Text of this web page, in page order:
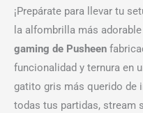
¡Prepárate para llevar tu
la alfombrilla más
gaming de Pusheen
funcionalidad y ternura en
gatito gris más querido de
todas tus partidas, stream